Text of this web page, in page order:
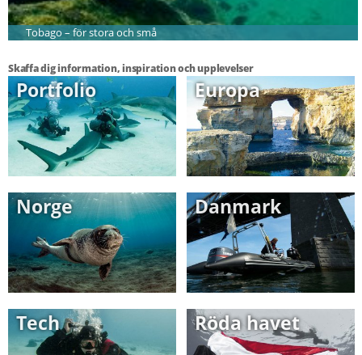
Tobago – för stora och små
Skaffa dig information, inspiration och upplevelser
Portfolio Europa
Norge Danmark
Tech Röda havet